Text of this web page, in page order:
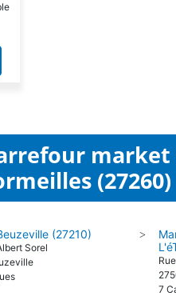
(27260)
(27210)
Sorel
>
7